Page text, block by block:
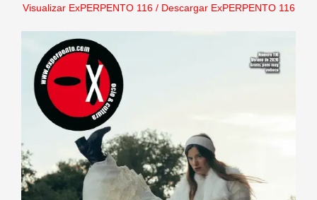
Visualizar ExPERPENTO 116/ Descargar ExPERPENTO 116